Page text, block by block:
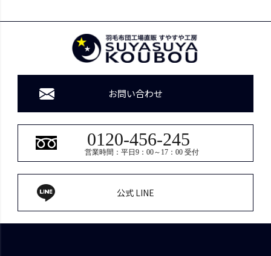
お問い合わせ
0120-456-245
営業時間：平日9：00～17：00 受付
公式 LINE